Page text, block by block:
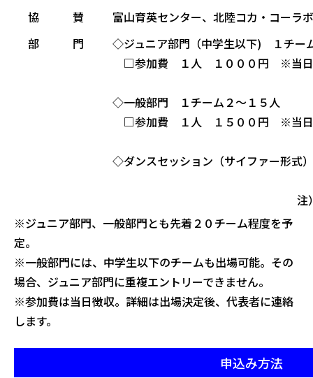
協 賛
富山育英センター、北陸コカ・コーラ
部 門
◇ジュニア部門（中学生以下)
１チー
□参加費 １人 １０００円 ※当日
◇一般部門 １チーム２～１５人
□参加費 １人 １５００円 ※当日
◇ダンスセッション（サイファー形
注
※ジュニア部門、一般部門とも先着２０チーム程度を予
定。
※一般部門には、中学生以下のチームも出場可能。その
場合、ジュニア部門に重複エントリーできません。
※参加費は当日徴収。詳細は出場決定後、代表者に連絡
します。
申込み方法